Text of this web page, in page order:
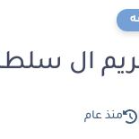
ال سلطان
منذ عام